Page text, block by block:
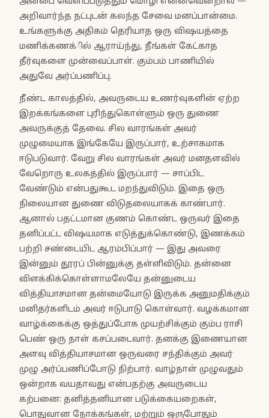
அறிவார்ந்த நட்புடன் கலந்த சேவை மனப்பான்மை.
உங்களுக்கு அதிகம் தெரியாத ஒரு விஷயத்தை
மணிக்கணக்ில் ஆராய்ந்து, நீங்கள் கேட்காத
தீர்வுகளை முன்வைப்பாள். கும்பம் பாணியில்
அதுவே அர்ப்பணிப்பு.
நீண்ட காலத்தில், அவருடைய உணர்வுகளின் ஏற்ற
இறக்கங்களை புரிந்துகொள்ளும் ஒரு துணை
அவருக்குத் தேவை. சில வாரங்கள் அவர்
முழுமையாக இங்கேயே இருப்பார், உற்சாகமாக
ஈடுபடுவார். வேறு சில வாரங்கள் அவர் மனதளவில்
வேறொரு உலகத்தில் இருப்பார் — சாப்பிட
வேண்டும் என்பதுகூட மறந்துவிடும். இதை ஒரு
நிலையான துணை விடுதலையாகக் காண்பார்.
ஆனால் பதட்டமான குணம் கொண்ட ஒருவர் இதை
தனிப்பட்ட விஷயமாக எடுத்துக்கொண்டு, இணக்கம்
பற்றி சண்டையிட ஆரம்பிப்பார் — இது அவரை
இன்னும் தூரப் பின்னுக்கு தள்ளிவிடும். தன்னை
விளக்கிக்கொள்ளாமலேயே தன்னுடைய
வித்தியாசமான தன்மையோடு இருக்க அனுமதிக்கும்
மனிதர்களிடம் அவர் ஈடுபாடு கொள்வார். வழக்கமான
வாழ்க்கைக்கு ஒத்துப்போக முயற்சிக்கும் கும்ப ராசி
பெண் ஒரு நாள் கசப்படைவார். தனக்கு இணையான
அளவு வித்தியாசமான ஒருவரை சந்திக்கும் அவர்
முழு அர்ப்பணிப்போடு நிற்பார். வாழ்நாள் முழுவதும்
ஒன்றாக வயதாவது என்பதற்கு அவருடைய
கற்பனை: தனித்தனியான படுக்கையறைகள்,
பொதுவான நோக்கங்கள், மற்றும் ஒருபோதும்